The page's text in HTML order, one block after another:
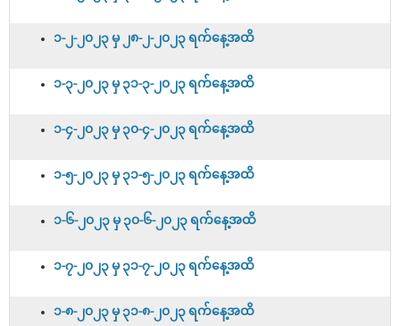
၁-၂-၂၀၂၃ မှ ၂၈-၂-၂၀၂၃ ရက်နေ့အထိ
၁-၃-၂၀၂၃ မှ ၃၁-၃-၂၀၂၃ ရက်နေ့အထိ
၁-၄-၂၀၂၃ မှ ၃၀-၄-၂၀၂၃ ရက်နေ့အထိ
၁-၅-၂၀၂၃ မှ ၃၁-၅-၂၀၂၃ ရက်နေ့အထိ
၁-၆-၂၀၂၃ မှ ၃၀-၆-၂၀၂၃ ရက်နေ့အထိ
၁-၇-၂၀၂၃ မှ ၃၁-၇-၂၀၂၃ ရက်နေ့အထိ
၁-၈-၂၀၂၃ မှ ၃၁-၈-၂၀၂၃ ရက်နေ့အထိ